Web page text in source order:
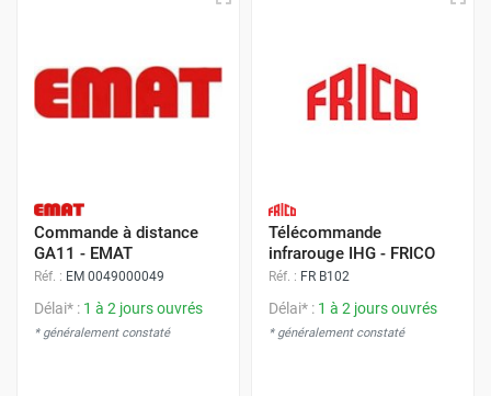
Commande à distance
GA11 - EMAT
Réf. : EM 0049000049
Délai* : 1 à 2 jours ouvrés
* généralement constaté
Télécommande
infrarouge IHG - FRICO
Réf. : FR B102
Délai* : 1 à 2 jours ouvrés
* généralement constaté